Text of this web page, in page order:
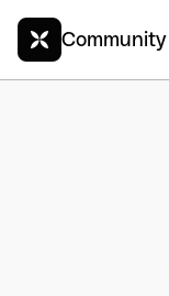
Community